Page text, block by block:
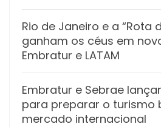
Rio de Janeiro e a “Rota
ganham os céus em
Embratur e LATAM
Embratur e Sebrae
para preparar o turismo
mercado internacional